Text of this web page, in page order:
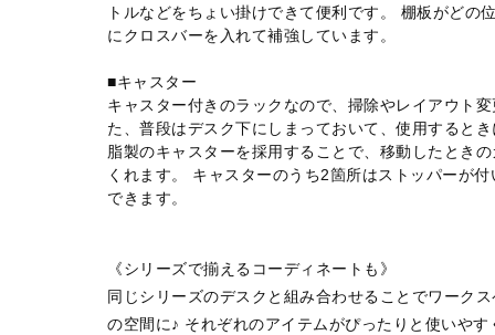
トルなどをちょい掛けできて便利です。 棚板がどの
にクロスバーを入れて補強しています。
■キャスター
キャスター付きのラックなので、掃除やレイアウト
た、普段はデスク下にしまっておいて、使用すると
脂製のキャスターを採用することで、移動したとき
くれます。 キャスターのうち2箇所はストッパーが
できます。
《シリーズで揃えるコーディネートも》
同じシリーズのデスクと組み合わせることでワーク
の空間に♪ それぞれのアイテムがぴったりと使いや